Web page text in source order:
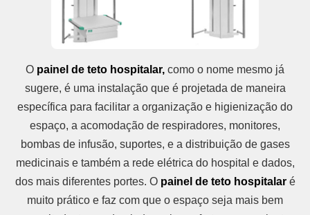
O painel de teto hospitalar, como o nome mesmo já
sugere, é uma instalação que é projetada de maneira
específica para facilitar a organização e higienização do
espaço, a acomodação de respiradores, monitores,
bombas de infusão, suportes, e a distribuição de gases
medicinais e também a rede elétrica do hospital e dados,
dos mais diferentes portes. O painel de teto hospitalaré
muito prático e faz com que o espaço seja mais bem